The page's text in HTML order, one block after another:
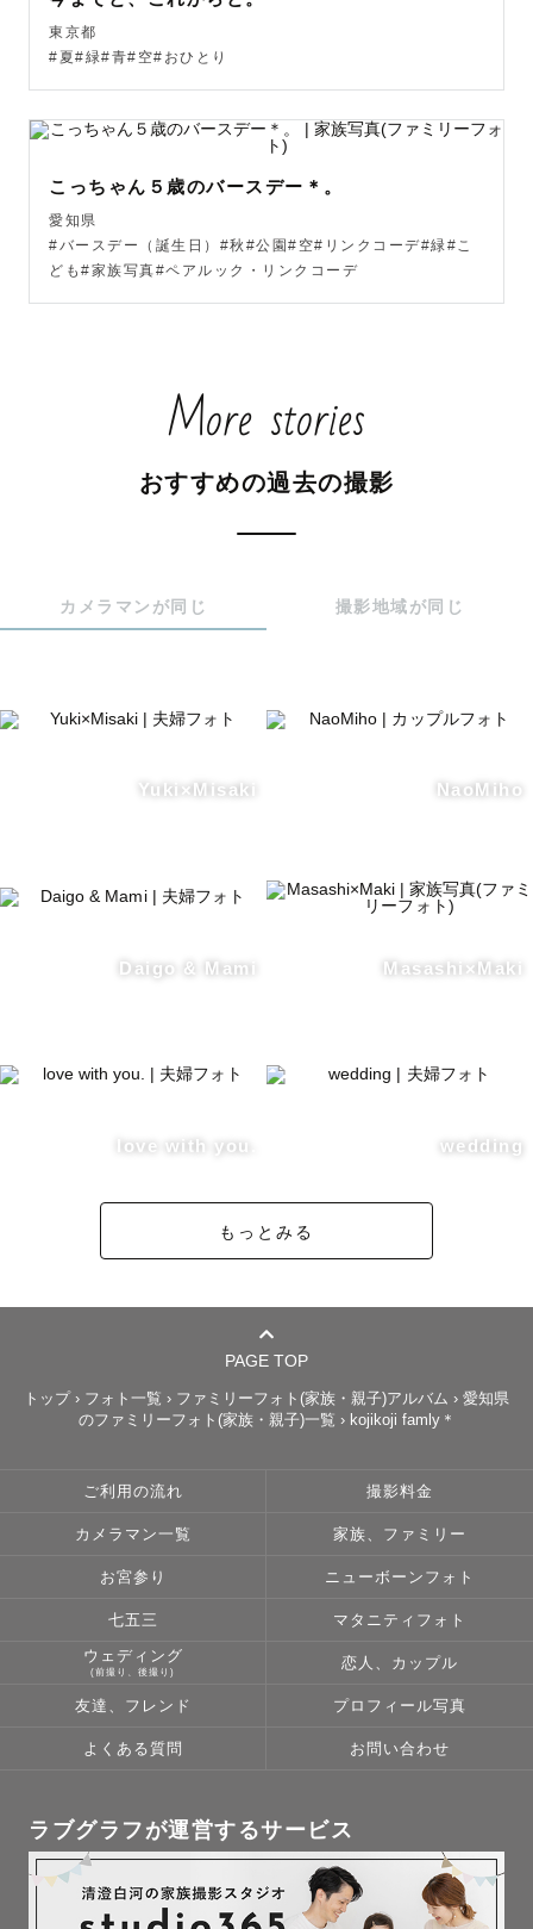
東京都
#夏#緑#青#空#おひとり
こっちゃん５歳のバースデー＊。
愛知県
#バースデー（誕生日）#秋#公園#空#リンクコーデ#緑#こ
ども#家族写真#ペアルック・リンクコーデ
More stories
おすすめの過去の撮影
カメラマンが同じ 撮影地域が同じ
Yuki×Misaki NaoMiho
Daigo & Mami Masashi×Maki
love with you. wedding
もっとみる
PAGE TOP
トップ › フォト一覧 › ファミリーフォト(家族・親子)アルバム › 愛知県
のファミリーフォト(家族・親子)一覧 › kojikoji famly＊
ご利用の流れ 撮影料金
カメラマン一覧 家族、ファミリー
お宮参り ニューボーンフォト
七五三 マタニティフォト
ウェディング
(前撮り、後撮り)
恋人、カップル
友達、フレンド プロフィール写真
よくある質問 お問い合わせ
ラブグラフが運営するサービス